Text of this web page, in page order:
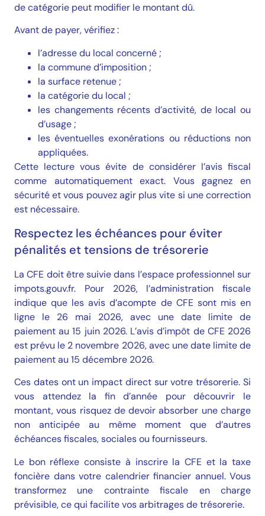
de catégorie peut modifier le montant dû.
Avant de payer, vérifiez :
l’adresse du local concerné ;
la commune d’imposition ;
la surface retenue ;
la catégorie du local ;
les changements récents d’activité, de local ou
d’usage ;
les éventuelles exonérations ou réductions non
appliquées.
Cette lecture vous évite de considérer l’avis fiscal
comme automatiquement exact. Vous gagnez en
sécurité et vous pouvez agir plus vite si une correction
est nécessaire.
Respectez les échéances pour éviter
pénalités et tensions de trésorerie
La CFE doit être suivie dans l’espace professionnel sur
impots.gouv.fr. Pour 2026, l’administration fiscale
indique que les avis d’acompte de CFE sont mis en
ligne le 26 mai 2026, avec une date limite de
paiement au 15 juin 2026. L’avis d’impôt de CFE 2026
est prévu le 2 novembre 2026, avec une date limite de
paiement au 15 décembre 2026.
Ces dates ont un impact direct sur votre trésorerie. Si
vous attendez la fin d’année pour découvrir le
montant, vous risquez de devoir absorber une charge
non anticipée au même moment que d’autres
échéances fiscales, sociales ou fournisseurs.
Le bon réflexe consiste à inscrire la CFE et la taxe
foncière dans votre calendrier financier annuel. Vous
transformez une contrainte fiscale en charge
prévisible, ce qui facilite vos arbitrages de trésorerie.